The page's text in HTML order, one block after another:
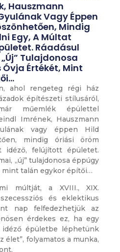
Hauszmann
Vagy Éppen
Mindig
Egy, A Múltat
Ráadásul
Tulajdonosa
Óvja Értékét, Mint
ahol rengeteg régi ház
építészeti stílusáról,
műemlék épülettel
Imrének, Hauszmann
vagy éppen Hild
mindig óriási öröm
idéző, felújított épületet.
„új” tulajdonosa éppúgy
mint talán egykor építői…
múltját, a XVIII., XIX.
és eklektikus
nap felfedezhetjük az
érdekes ez, ha egy
épületbe léphetünk
élet”, folyamatos a munka,